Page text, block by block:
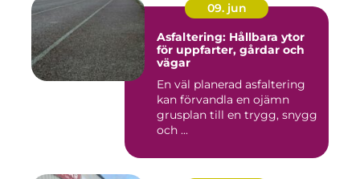
09. jun
Asfaltering: Hållbara ytor
för uppfarter, gårdar och
vägar
En väl planerad asfaltering
kan förvandla en ojämn
grusplan till en trygg, snygg
och ...